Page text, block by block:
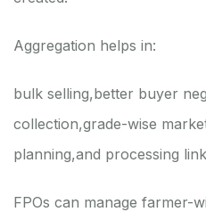
Aggregation helps in:
bulk selling,better buyer
collection,grade-wise
planning,and processing
FPOs can manage farmer-